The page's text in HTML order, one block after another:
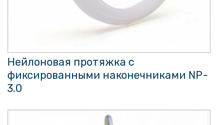
Нейлоновая протяжка с
фиксированными наконечниками NP-
3.0